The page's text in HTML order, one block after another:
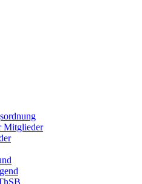
Mitglieder